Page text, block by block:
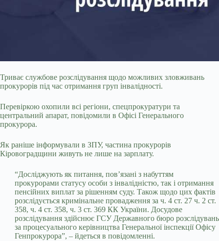
Триває службове розслідування щодо можливих зловживань
прокурорів під час отримання груп інвалідності.
Перевіркою охопили всі регіони, спецпрокуратури та
центральний апарат, повідомили в Офісі Генерального
прокурора.
Як раніше інформували в ЗПУ, частина прокурорів
Кіровоградщини живуть не лише на зарплату.
“Досліджують як питання, пов’язані з набуттям
прокурорами статусу особи з інвалідністю, так і отримання
пенсійних виплат за рішенням суду. Також щодо цих фактів
розслідується кримінальне провадження за ч. 4 ст. 27 ч. 2 ст.
358, ч. 4 ст. 358, ч. 3 ст. 369 КК України. Досудове
розслідування здійснює ГСУ Державного бюро розслідувань
за процесуального керівництва Генеральної інспекції Офісу
Генпрокурора”, – йдеться в повідомленні.